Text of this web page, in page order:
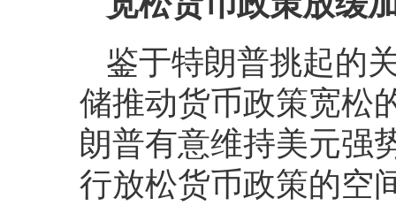
鉴于特朗普挑起的
储推动货币政策宽松
朗普有意维持美元强
行放松货币政策的空